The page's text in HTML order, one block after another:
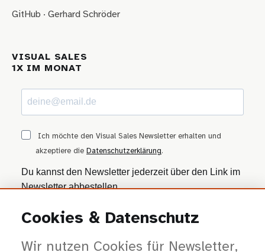
GitHub · Gerhard Schröder
VISUAL SALES
1X IM MONAT
Ich möchte den Visual Sales Newsletter erhalten und
akzeptiere die Datenschutzerklärung.
Du kannst den Newsletter jederzeit über den Link im
Newsletter abbestellen.
ANMELDEN
Wir nutzen Brevo als Marketing-Plattform. Mit dem Absenden stimmst du zu, dass
Cookies & Datenschutz
Wir nutzen Cookies für Newsletter,